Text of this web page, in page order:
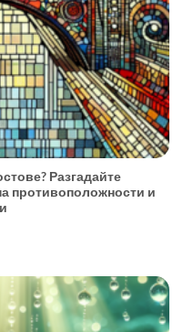
Разгадайте
противоположности и